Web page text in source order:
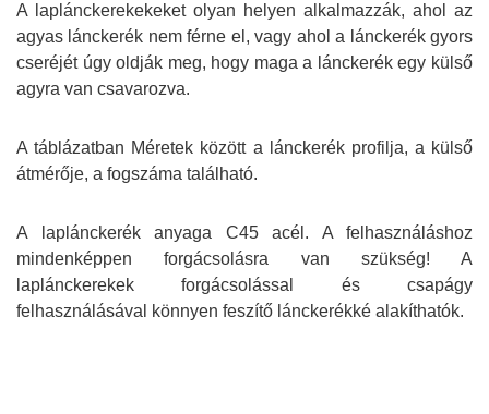
A laplánckerekekeket olyan helyen alkalmazzák, ahol az
agyas lánckerék nem férne el, vagy ahol a lánckerék gyors
cseréjét úgy oldják meg, hogy maga a lánckerék egy külső
agyra van csavarozva.
A táblázatban Méretek között a lánckerék profilja, a külső
átmérője, a fogszáma található.
A laplánckerék anyaga C45 acél. A felhasználáshoz
mindenképpen forgácsolásra van szükség! A
laplánckerekek forgácsolással és csapágy
felhasználásával könnyen feszítő lánckerékké alakíthatók.